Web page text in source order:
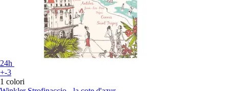
24h
+-3
1 colori